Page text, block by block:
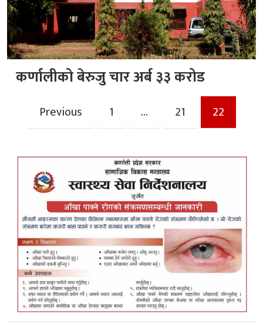
कर्णालीको बेरुजु चार अर्ब ३३ करोड
Posts
pagination
Previous 1 … 21 22